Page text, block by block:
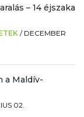
– 14 éjszaka
/ DECEMBER
a Maldív-
02.